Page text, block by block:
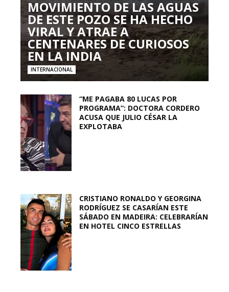
MOVIMIENTO DE LAS AGUAS
DE ESTE POZO SE HA HECHO
VIRAL Y ATRAE A
CENTENARES DE CURIOSOS
EN LA INDIA
INTERNACIONAL
“ME PAGABA 80 LUCAS POR
PROGRAMA”: DOCTORA CORDERO
ACUSA QUE JULIO CÉSAR LA
EXPLOTABA
CRISTIANO RONALDO Y GEORGINA
RODRÍGUEZ SE CASARÍAN ESTE
SÁBADO EN MADEIRA: CELEBRARÍAN
EN HOTEL CINCO ESTRELLAS